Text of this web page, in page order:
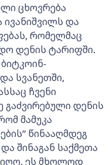
ცხოვრება
ივანიშვილს და
რომელმაც
დენის ტარიფში.
სვანეთში,
ჩვენი
გაძვირებული დენის
მამუკა
წინააღმდეგ
შინაგან საქმეთა
ეს მხოლოდ